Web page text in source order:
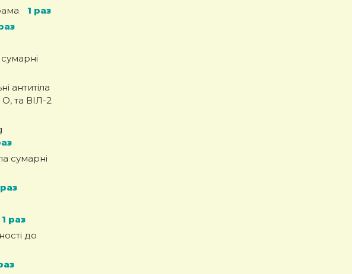
1 раз
антитіла
О, та ВІЛ-2
сумарні
1 раз
до